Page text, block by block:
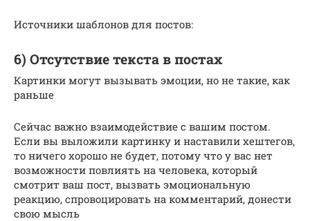
Источники шаблонов для постов:
6) Отсутствие текста в постах
Картинки могут вызывать эмоции, но не такие, как
раньше
Сейчас важно взаимодействие с вашим постом.
Если вы выложили картинку и наставили хештегов,
то ничего хорошо не будет, потому что у вас нет
возможности повлиять на человека, который
смотрит ваш пост, вызвать эмоциональную
реакцию, спровоцировать на комментарий, донести
свою мысль